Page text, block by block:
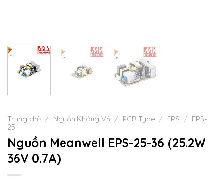
Trang chủ / Nguồn Không Vỏ / PCB Type / EPS / EPS-
25
Nguồn Meanwell EPS-25-36 (25.2W
36V 0.7A)